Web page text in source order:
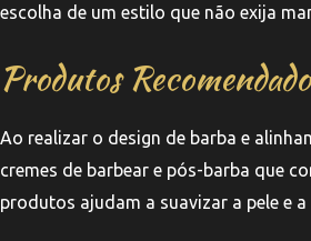
escolha de um estilo que não exija
Produtos
Ao realizar o design de barba e
cremes de barbear e pós-barba que
produtos ajudam a suavizar a pele e